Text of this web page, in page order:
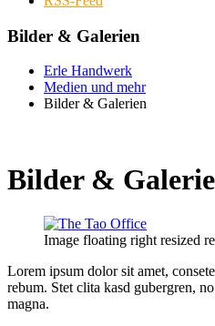
Bilder & Galerien
Erle Handwerk
Medien und mehr
Bilder & Galerien
Bilder &
Image floating right resized
Lorem ipsum dolor sit amet,
rebum. Stet clita kasd gubergren,
magna.